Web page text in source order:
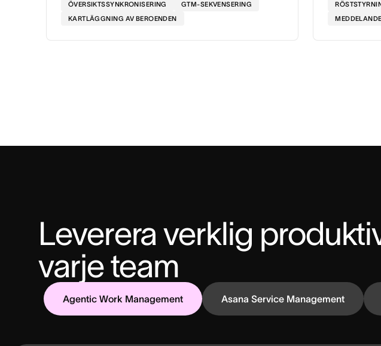
ÖVERSIKTSSYNKRONISERING
GTM-SEKVENSERING
KARTLÄGGNING AV BEROENDEN
Leverera verklig
varje team
Agentic Work Management Asana Service Management